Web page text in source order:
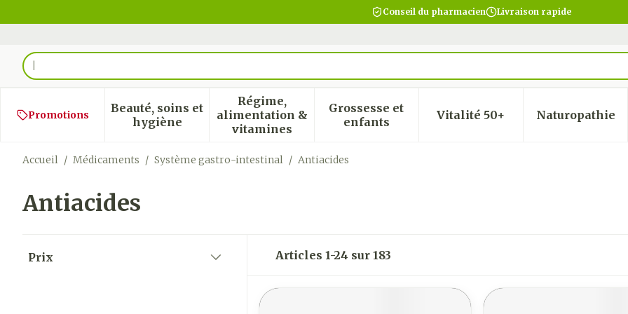
Conseil du pharmacien Livraison rapide
Rechercher
Promotions
Beauté, soins et
hygièneAfficher le sous-menu pour la catégorie Beauté, soins et hygiène
Régime,
alimentation &
vitamines
Afficher le sous-menu pour la catégorie Régime,
Grossesse et
enfantsAfficher le sous-menu pour la catégorie
Vitalité 50+Afficher le sous-menu
Naturopathie
Afficher
Accueil / Médicaments / Système gastro-intestinal / Antiacides
Antiacides
Prix
Articles 1-24 sur 183